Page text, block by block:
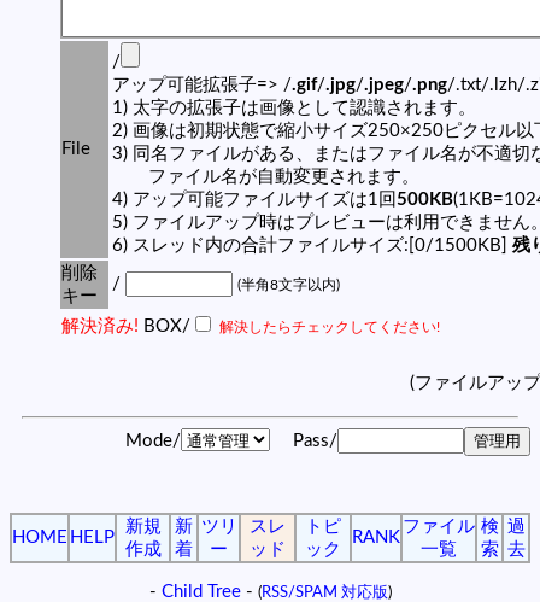
File
/
アップ可能拡張子=> /.gif/.jpg/.jpeg/.png/.txt/.lzh/
1) 太字の拡張子は画像として認識されます。
2) 画像は初期状態で縮小サイズ250×250ピクセル以
3) 同名ファイルがある、またはファイル名が不適切
ファイル名が自動変更されます。
4) アップ可能ファイルサイズは1回 500KB
5) ファイルアップ時はプレビューは利用できません
6) スレッド内の合計ファイルサイズ:[0/1500KB] 残
削除
キー
/ (半角8文字以内)
解決済み! BOX/ 解決したらチェックしてください!
(ファイルアッ
Mode/ Pass/
HOME HELP
新規
作成
新
着
ツリ
ー
スレ
ッド
トピ
ック
RANK
ファイル
一覧
検
索
過
去
- Child Tree- (RSS/SPAM 対応版)